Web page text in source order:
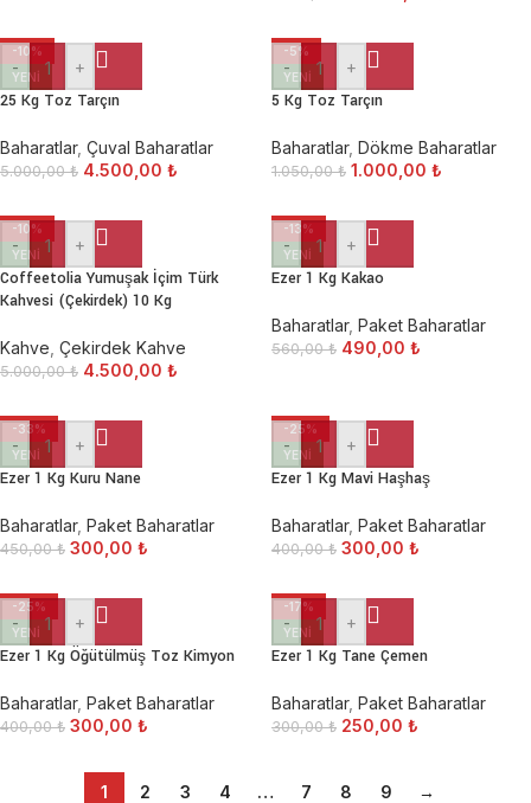
-10%
YENI
- +
25 Kg Toz Tarçın
Baharatlar, Çuval Baharatlar
5.000,00₺ 4.500,00 ₺
-5%
YENI
- +
5 Kg Toz Tarçın
Baharatlar, Dökme Baharatlar
1.050,00₺ 1.000,00 ₺
-10%
YENI
- +
Coffeetolia Yumuşak İçim Türk
Kahvesi (Çekirdek) 10 Kg
Kahve Çekirdek Kahve
5.000,00₺ 4.500,00 ₺
-13%
YENI
- +
Ezer 1 Kg Kakao
Baharatlar, Paket Baharatlar
560,00₺ 490,00 ₺
-33%
YENI
- +
Ezer 1 Kg Kuru Nane
Baharatlar, Paket Baharatlar
450,00₺ 300,00 ₺
-25%
YENI
- +
Ezer 1 Kg Mavi Haşhaş
Baharatlar, Paket Baharatlar
400,00₺ 300,00 ₺
-25%
YENI
- +
Ezer 1 Kg Öğütülmüş Toz Kimyon
Baharatlar, Paket Baharatlar
400,00₺ 300,00 ₺
-17%
YENI
- +
Ezer 1 Kg Tane Çemen
Baharatlar, Paket Baharatlar
300,00₺ 250,00 ₺
1 2 3 4 … 7 8 9 →